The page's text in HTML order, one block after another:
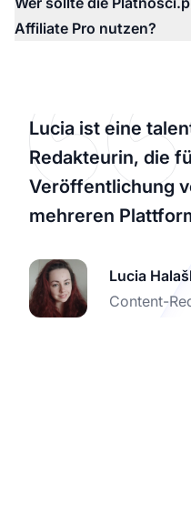
Affiliate Pro nutzen?
Lucia ist eine
Redakteurin, die
Veröffentlichung
mehreren
Lucia
Content-